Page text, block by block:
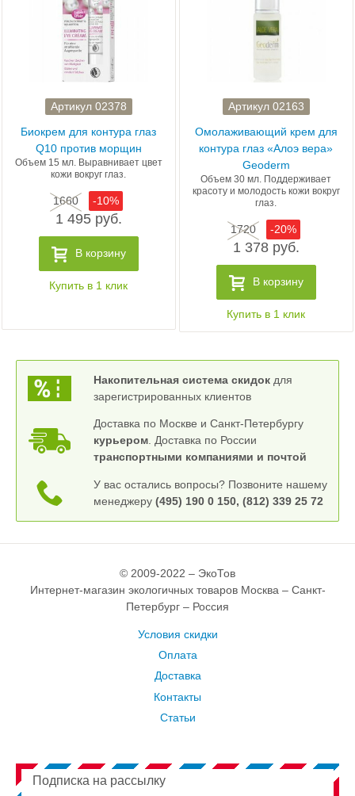
Артикул 02378
Биокрем для контура глаз
Q10 против морщин
Объем 15 мл. Выравнивает цвет
кожи вокруг глаз.
1660 -10%
1 495 руб.
В корзину
Купить в 1 клик
Артикул 02163
Омолаживающий крем для
контура глаз «Алоэ вера»
Geoderm
Объем 30 мл. Поддерживает
красоту и молодость кожи вокруг
глаз.
1720 -20%
1 378 руб.
В корзину
Купить в 1 клик
Накопительная система скидокдля
зарегистрированных клиентов
Доставка по Москве и Санкт-Петербургу
курьером. Доставка по России
транспортными компаниями и почтой
У вас остались вопросы? Позвоните нашему
менеджеру (495) 190 0 150, (812) 339 25 72
© 2009-2022 – ЭкоТов
Интернет-магазин экологичных товаров Москва – Санкт-
Петербург – Россия
Условия скидки
Оплата
Доставка
Контакты
Статьи
Подписка на рассылку